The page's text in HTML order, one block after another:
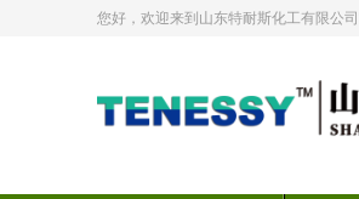
您好，欢迎来到山东特耐斯化工有限公司